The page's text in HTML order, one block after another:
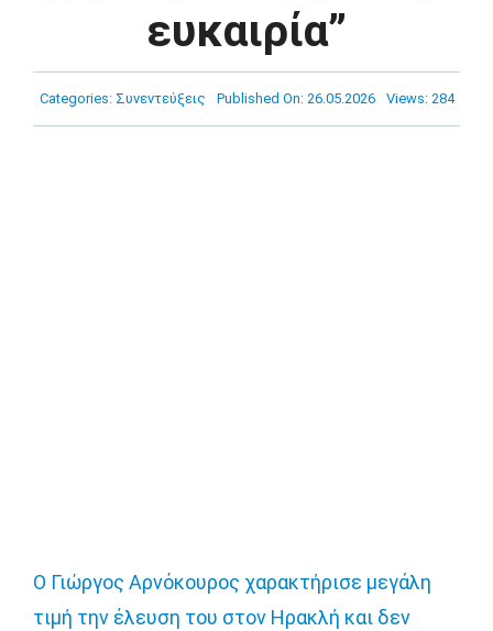
Νέα
Χορηγοί
ευκαιρία”
Categories: Συνεντεύξεις Published On: 26.05.2026 Views: 284
Ο Γιώργος Αρνόκουρος χαρακτήρισε μεγάλη
τιμή την έλευση του στον Ηρακλή και δεν